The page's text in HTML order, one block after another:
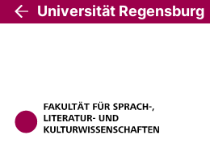
Universität Regensburg